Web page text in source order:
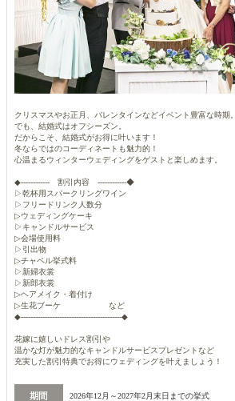
クリスマスやお正月、バレンタインなどイベント豊富な時期。
でも、結婚式はオフシーズン。
だからこそ、結婚式がお得に叶います！
冬ならではのコーディネートも魅力的！
心温まるウィンターウェディングをゲストと楽しめます。
◆------------ 割引内容 ------------◆
▷乾杯用スパークリングワイン
▷フリードリンク人数分
▷ウェディングケーキ
▷キャンドルサービス
▷会場使用料
▷引出物
▷チャペル挙式料
▷新婦衣裳
▷新郎衣裳
▷ヘアメイク・着付け
▷生花ブーケ など
◆------------------------------------------◆
花嫁に嬉しいドレス割引や
温かな灯が魅力的なキャンドルサービスプレゼントなど
充実した割引特典でお得にウェディングを叶えましょう！
2026年12月～2027年2月末日までの挙式